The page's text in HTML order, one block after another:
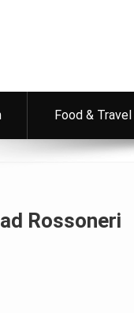
Food & Travel
Rossoneri